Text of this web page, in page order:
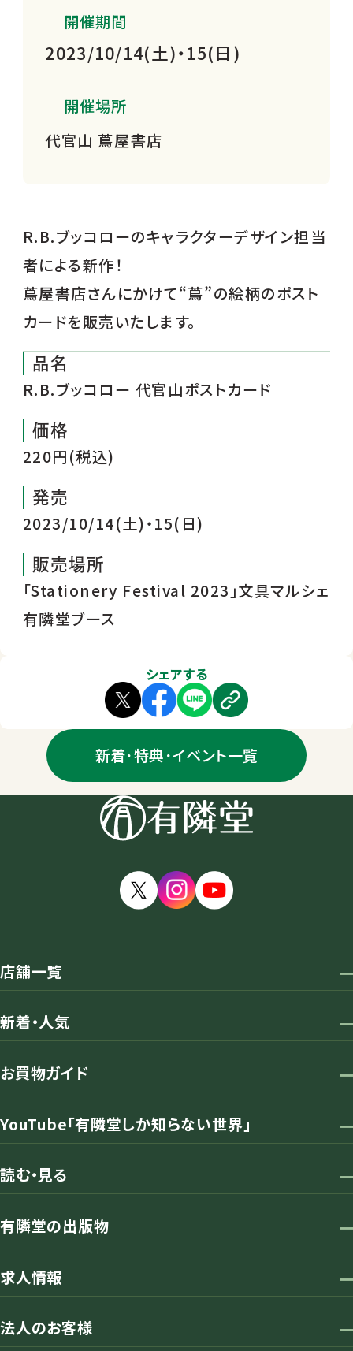
開催期間
2023/10/14(土)・15(日)
開催場所
代官山 蔦屋書店
R.B.ブッコローのキャラクターデザイン担当
者による新作！
蔦屋書店さんにかけて“蔦”の絵柄のポスト
カードを販売いたします。
品名
R.B.ブッコロー 代官山ポストカード
価格
220円(税込)
発売
2023/10/14(土)・15(日)
販売場所
「Stationery Festival 2023」文具マルシェ
有隣堂ブース
シェアする
新着･特典･イベント一覧
店舗一覧
新着・人気
お買物ガイド
YouTube「有隣堂しか知らない世界」
読む・見る
有隣堂の出版物
求人情報
法人のお客様